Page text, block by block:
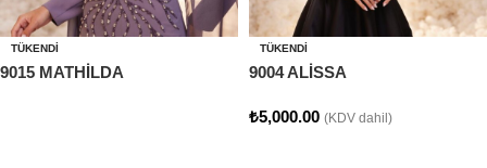
TÜKENDI
9015 MATHİLDA
TÜKENDI
9004 ALİSSA
₺5,000.00 (KDV dahil)